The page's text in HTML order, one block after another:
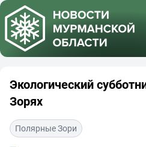
Экологический
Зорях
Полярные Зори